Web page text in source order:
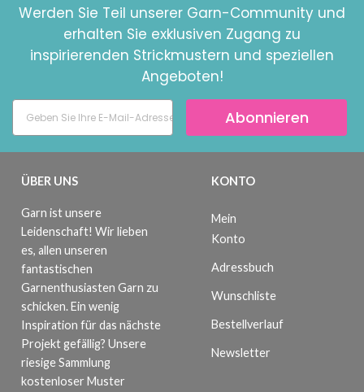
Werden Sie Teil unserer Garn-Community und
erhalten Sie exklusiven Zugang zu
inspirierenden Strickmustern und speziellen
Angeboten!
Abonnieren
ÜBER UNS
Garn ist unsere
Leidenschaft! Wir lieben
es, allen unseren
fantastischen
Garnenthusiasten Garn zu
schicken. Ein wenig
Inspiration für das nächste
Projekt gefällig? Unsere
riesige Sammlung
kostenloser Muster
KONTO
Mein
Konto
Adressbuch
Wunschliste
Bestellverlauf
Newsletter